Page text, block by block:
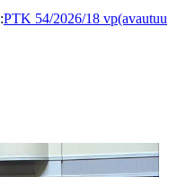
:PTK 54/2026/18 vp(avautuu